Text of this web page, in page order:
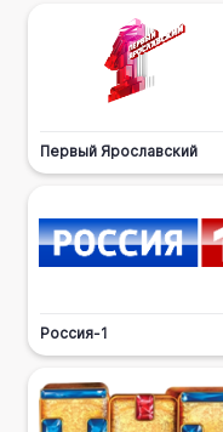
Первый Ярославский
Россия-1